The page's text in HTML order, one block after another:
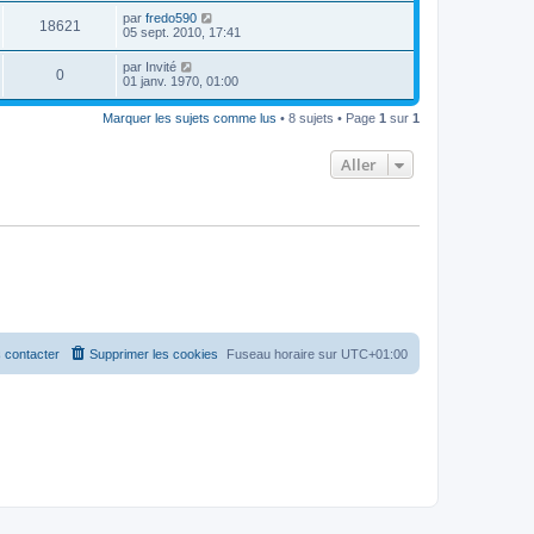
18621 par fredo590
05 sept. 2010, 17:41
0 par Invité
01 janv. 1970, 01:00
Marquer les sujets comme lus • 8 sujets • Page 1 sur 1
Aller
Fuseau horaire sur UTC+01:00
Supprimer les cookies
contacter